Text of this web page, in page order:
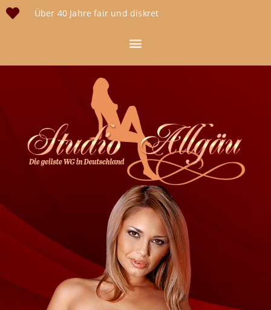
Über 40 Jahre fair und diskret